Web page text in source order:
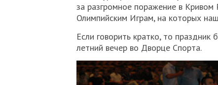
за разгромное поражение в Кривом
Олимпийским Играм, на которых
Если говорить кратко, то
летний вечер во Дворце Спорта.